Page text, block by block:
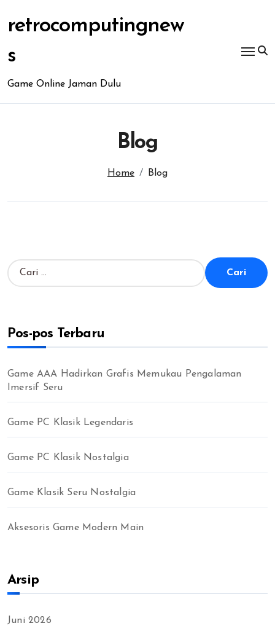
content
retrocomputingnew
s
Game Online Jaman Dulu
Blog
Home Blog
C
a
n
t
k
Pos-pos Terbaru
Game AAA Hadirkan Grafis Memukau Pengalaman
Imersif Seru
Game PC Klasik Legendaris
Game PC Klasik Nostalgia
Game Klasik Seru Nostalgia
Aksesoris Game Modern Main
Arsip
Juni 2026